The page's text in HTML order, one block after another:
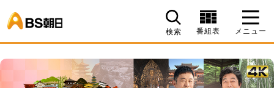
検索 番組表 メニュー